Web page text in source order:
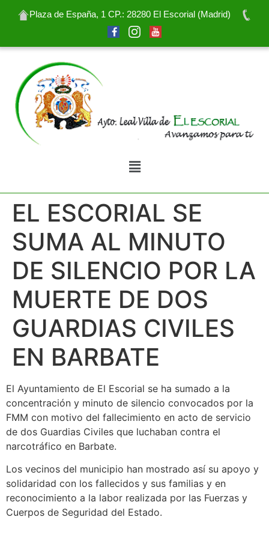
Plaza de España, 1 CP.: 28280 El Escorial (Madrid)
EL ESCORIAL SE
SUMA AL MINUTO
DE SILENCIO POR LA
MUERTE DE DOS
GUARDIAS CIVILES
EN BARBATE
El Ayuntamiento de El Escorial se ha sumado a la
concentración y minuto de silencio convocados por la
FMM con motivo del fallecimiento en acto de servicio
de dos Guardias Civiles que luchaban contra el
narcotráfico en Barbate.
Los vecinos del municipio han mostrado así su apoyo y
solidaridad con los fallecidos y sus familias y en
reconocimiento a la labor realizada por las Fuerzas y
Cuerpos de Seguridad del Estado.